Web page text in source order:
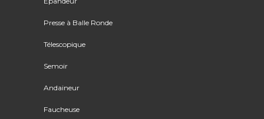
Presse à Balle Ronde
Télescopique
Semoir
Andaineur
Faucheuse